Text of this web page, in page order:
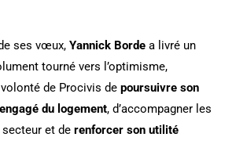
ses vœux, Yannick Bordea livré un
tourné vers l’optimisme,
de Procivis de poursuivre son
du logement, d’accompagner les
et de renforcer son utilité